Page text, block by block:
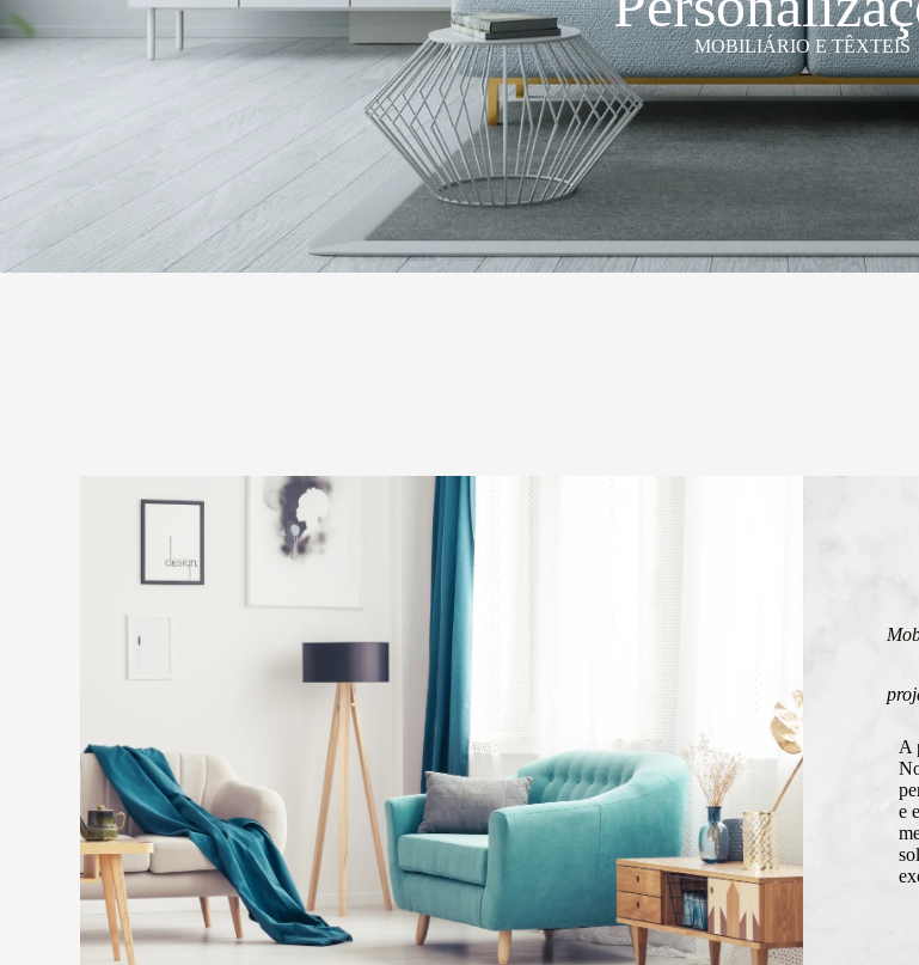
MOBILIÁRIO E TÊXTEIS
A
e